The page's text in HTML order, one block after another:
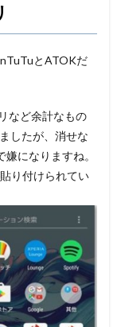
とATOKだ
など余計なもの
したが、消せな
になりますね。
り付けられてい